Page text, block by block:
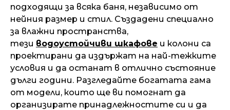
подходящи за всяка баня, независимо от
нейния размер и стил. Създадени специално
за влажни пространства,
тези водоустойчиви шкафове и колони са
проектирани да издържат на най-тежките
условия и да останат в отлично състояние
дълги години. Разгледайте богатата гама
от модели, които ще ви помогнат да
организирате принадлежностите си и да